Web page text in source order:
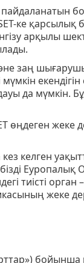
пайдаланатын
ке қарсылық
арқылы
заң
мүмкiн
да мүмкiн.
өңдеген жеке
кез келген
Еуропалық
тиiстi орган
жеке
бойынша